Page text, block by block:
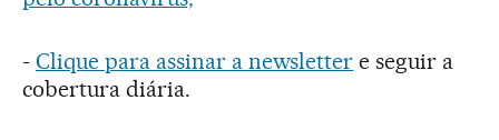
- Clique para assinar a newsletter e seguir a
cobertura diária.